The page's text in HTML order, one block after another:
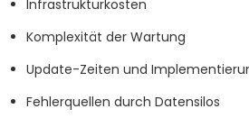
Infrastrukturkosten
Komplexität der Wartung
Update-Zeiten und
Fehlerquellen durch Datensilos